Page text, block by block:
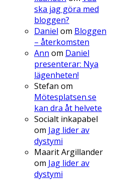
ska jag göra med
bloggen?
Daniel om Bloggen
– återkomsten
Ann om Daniel
presenterar: Nya
lägenheten!
Stefan om
Mötesplatsen.se
kan dra åt helvete
Socialt inkapabel
om Jag lider av
dystymi
Maarit Argillander
om Jag lider av
dystymi